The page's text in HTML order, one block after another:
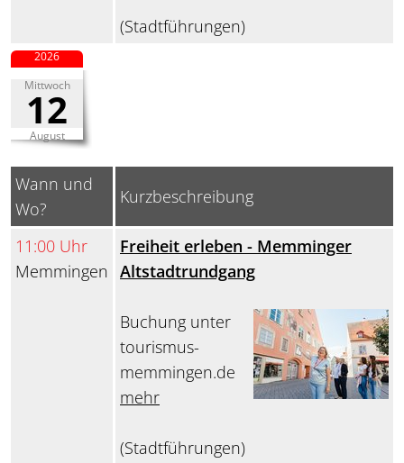
(Stadtführungen)
Mittwoch
12
August
2026
Wann und
Wo?
Kurzbeschreibung
11:00 Uhr
Memmingen
Freiheit erleben - Memminger
Altstadtrundgang
Buchung unter
tourismus-
memmingen.de
mehr
(Stadtführungen)